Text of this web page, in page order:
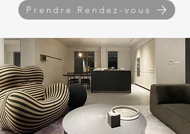
Prendre Rendez-vous